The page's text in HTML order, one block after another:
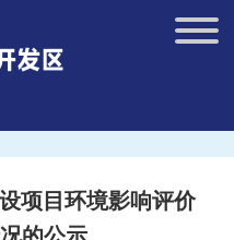
项目环境影响评价